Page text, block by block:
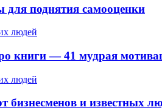
для поднятия самооценки
людей
книги — 41 мудрая
людей
бизнесменов и известных